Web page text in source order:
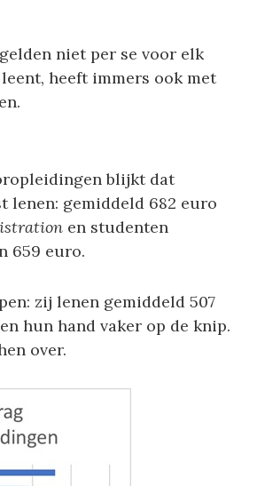
niet per se voor elk
heeft immers ook met
blijkt dat
lenen: gemiddeld 682 euro
en studenten
659 euro.
zij lenen gemiddeld 507
hun hand vaker op de knip.
over.